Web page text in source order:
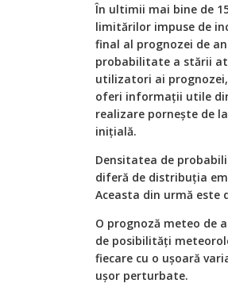
În ultimii mai bine de
limitărilor impuse de
final al prognozei de
probabilitate a stării
utilizatori ai
oferi informații utile
realizare pornește de
inițială.
Densitatea de
diferă de distribuția
Aceasta din urmă este
O prognoză meteo de
de posibilități
fiecare cu o ușoară
ușor perturbate.